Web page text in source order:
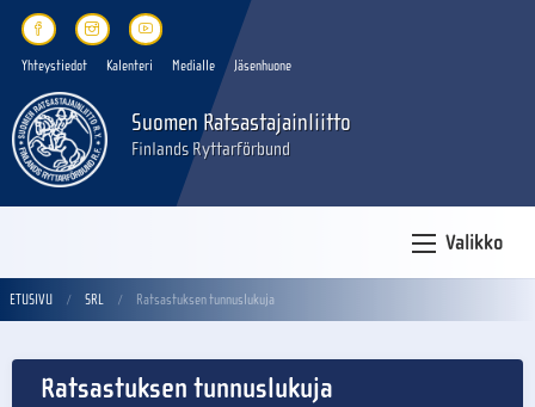
Yhteystiedot Kalenteri Medialle Jäsenhuone
Suomen Ratsastajainliitto
Finlands Ryttarförbund
Valikko
ETUSIVU SRL Ratsastuksen tunnuslukuja
Ratsastuksen tunnuslukuja